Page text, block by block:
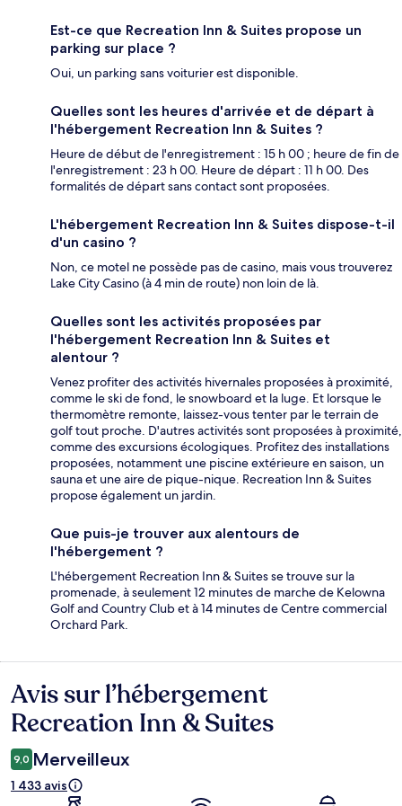
Est-ce que Recreation Inn & Suites propose un
parking sur place ?
Oui, un parking sans voiturier est disponible.
Quelles sont les heures d'arrivée et de départ à
l'hébergement Recreation Inn & Suites ?
Heure de début de l'enregistrement : 15 h 00 ; heure de fin de
l'enregistrement : 23 h 00. Heure de départ : 11 h 00. Des
formalités de départ sans contact sont proposées.
L'hébergement Recreation Inn & Suites dispose-t-il
d'un casino ?
Non, ce motel ne possède pas de casino, mais vous trouverez
Lake City Casino (à 4 min de route) non loin de là.
Quelles sont les activités proposées par
l'hébergement Recreation Inn & Suites et
alentour ?
Venez profiter des activités hivernales proposées à proximité,
comme le ski de fond, le snowboard et la luge. Et lorsque le
thermomètre remonte, laissez-vous tenter par le terrain de
golf tout proche. D'autres activités sont proposées à proximité,
comme des excursions écologiques. Profitez des installations
proposées, notamment une piscine extérieure en saison, un
sauna et une aire de pique-nique. Recreation Inn & Suites
propose également un jardin.
Que puis-je trouver aux alentours de
l'hébergement ?
L'hébergement Recreation Inn & Suites se trouve sur la
promenade, à seulement 12 minutes de marche de Kelowna
Golf and Country Club et à 14 minutes de Centre commercial
Orchard Park.
Avis
Avis sur l’hébergement
Recreation Inn & Suites
9,0 Merveilleux
1 433 avis